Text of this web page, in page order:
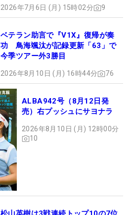
2026年7月6日 (月) 15時02分 9
ベテラン助言で『V1X』復帰が奏
功 鳥海颯汰が記録更新「63」で
今季ツアー外3勝目
2026年8月10日 (月) 16時44分 76
ALBA942号（8月12日発
売）右プッシュにサヨナラ
2026年8月10日 (月) 12時00分
10